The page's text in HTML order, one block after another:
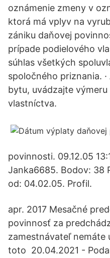
oznámenie zmeny v
ktorá má vplyv na
zániku daňovej
prípade podielového
súhlas všetkých
spoločného priznania.
bytu, uvádzajte
vlastníctva.
povinnosti. 09.12.05
Janka6685. Bodov: 38
od: 04.02.05. Profil.
apr. 2017 Mesačné
povinnosť za
zamestnávateľ nemáte
toto 20.04.2021 -